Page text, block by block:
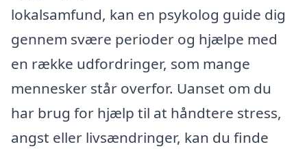
lokalsamfund, kan en psykolog guide dig
gennem svære perioder og hjælpe med
en række udfordringer, som mange
mennesker står overfor. Uanset om du
har brug for hjælp til at håndtere stress,
angst eller livsændringer, kan du finde